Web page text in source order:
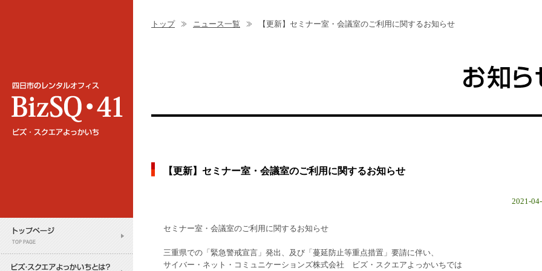
トップ ニュース一覧 【更新】セミナー室・会議室のご利用に関するお知らせ
【更新】セミナー室・会議室のご利用に関するお知らせ
2021-
セミナー室・会議室のご利用に関するお知らせ
三重県での「緊急警戒宣言」発出、及び「蔓延防止等重点措置」要請に伴い、
サイバー・ネット・コミュニケーションズ株式会社 ビズ・スクエアよっかいちでは